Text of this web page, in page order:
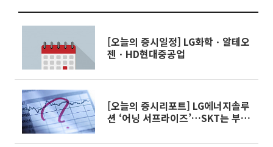
[오늘의 증시일정] LG화학ㆍ알테오
젠ㆍHD현대중공업
[오늘의 증시리포트] LG에너지솔루
션 ‘어닝 서프라이즈’…SKT는 부진